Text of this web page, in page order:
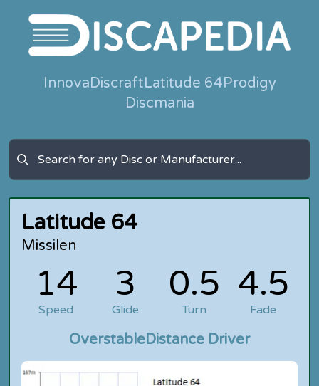
InnovaDiscraftLatitude 64Prodigy
Discmania
Latitude 64
Missilen
14 3 0.5 4.5
Speed Glide Turn Fade
OverstableDistance Driver